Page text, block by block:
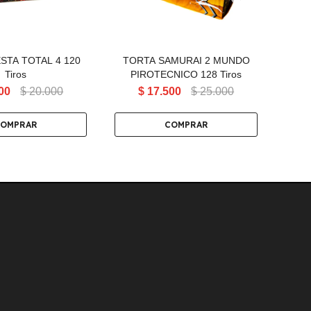
TOTAL 4 120
Tiros
$ 20.000
TORTA SAMURAI 2 MUNDO
PIROTECNICO 128 Tiros
$ 17.500 $ 25.000